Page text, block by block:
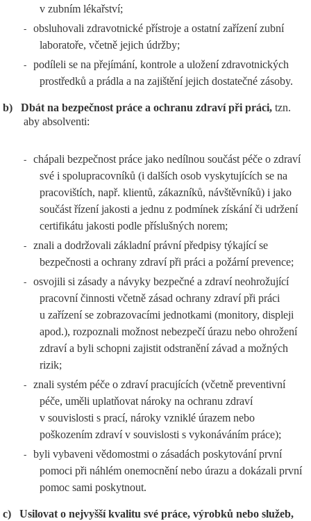
v zubním lékařství;
-
obsluhovali zdravotnické přístroje a ostatní zařízení zubní
laboratoře, včetně jejich údržby;
-
podíleli se na přejímání, kontrole a uložení zdravotnických
prostředků a prádla a na zajištění jejich dostatečné zásoby.
b) Dbát na bezpečnost práce a ochranu zdraví při práci, tzn.
aby absolventi:
-
chápali bezpečnost práce jako nedílnou součást péče o zdraví
své i spolupracovníků (i dalších osob vyskytujících se na
pracovištích, např. klientů, zákazníků, návštěvníků) i jako
součást řízení jakosti a jednu z podmínek získání či udržení
certifikátu jakosti podle příslušných norem;
-
znali a dodržovali základní právní předpisy týkající se
bezpečnosti a ochrany zdraví při práci a požární prevence;
-
osvojili si zásady a návyky bezpečné a zdraví neohrožující
pracovní činnosti včetně zásad ochrany zdraví při práci
u zařízení se zobrazovacími jednotkami (monitory, displeji
apod.), rozpoznali možnost nebezpečí úrazu nebo ohrožení
zdraví a byli schopni zajistit odstranění závad a možných
rizik;
-
znali systém péče o zdraví pracujících (včetně preventivní
péče, uměli uplatňovat nároky na ochranu zdraví
v souvislosti s prací, nároky vzniklé úrazem nebo
poškozením zdraví v souvislosti s vykonáváním práce);
-
byli vybaveni vědomostmi o zásadách poskytování první
pomoci při náhlém onemocnění nebo úrazu a dokázali první
pomoc sami poskytnout.
c)
Usilovat o nejvyšší kvalitu své práce, výrobků nebo služeb,